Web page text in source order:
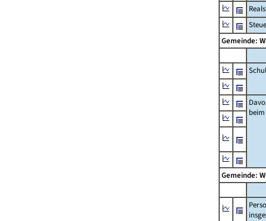
Gemeinde:
beim
Gemeinde: